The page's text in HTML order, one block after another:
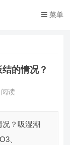
菜单
的情况？
阅读
况？吸湿潮
、